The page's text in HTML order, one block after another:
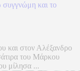
και το
και στον Αλέξανδρο
του Μάρκου
μίλησα ...